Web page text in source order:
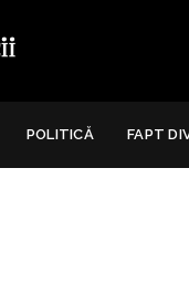
POLITICĂ FAPT